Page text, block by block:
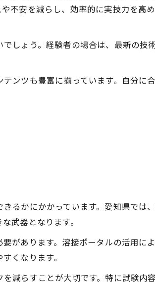
不安を減らし、効率的に実技力を高
しょう。経験者の場合は、最新の技
ンツも豊富に揃っています。自分に
るかにかかっています。愛知県では
武器となります。
があります。溶接ポータルの活用に
くなります。
減らすことが大切です。特に試験内